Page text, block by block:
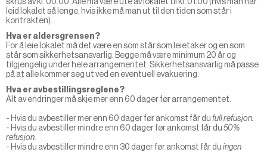
skrus av kl. 00.00. Alle må være ute av lokalet til kl. 01.00 (hvis man har
leid lokalet så lenge, hvis ikke må man ut til den tiden som står i
kontrakten).
Hva er aldersgrensen?
For å leie lokalet må det være en som står som leietaker og en som
står som sikkerhetsansvarlig. Begge må være minimum 20 år og
tilgjengelig under hele arrangementet. Sikkerhetsansvarlig må passe
på at alle kommer seg ut ved en eventuell evakuering.
Hva er avbestillingsreglene?
Alt av endringer må skje mer enn 60 dager før arrangementet.
- Hvis du avbestiller mer enn 60 dager før ankomst får du full refusjon.
- Hvis du avbestiller mindre enn 60 dager før ankomst får du 50%
refusjon.
- Hvis du avbestiller mindre enn 30 dager før ankomst får du ingen